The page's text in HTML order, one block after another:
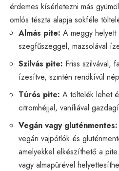
érdemes kísérletezni más
omlós tészta alapja sokféle
Almás pite: A meggy helyett
szegfűszeggel, mazsolával
Szilvás pite: Friss szilvával,
ízesítve, szintén rendkívül
Túrós pite: A töltelék lehet
citromhéjjal, vaníliával
Vegán vagy gluténmentes:
vegán vajpótlók és
amelyekkel elkészíthető a
vagy almapürével